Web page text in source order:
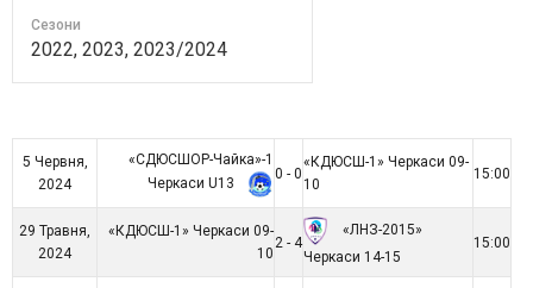
Сезони
2022, 2023, 2023/2024
5 Червня,
2024
«СДЮСШОР-Чайка»-1
Черкаси U13
0 - 0
«КДЮСШ-1» Черкаси 09-
10
15:00
29 Травня,
2024
«КДЮСШ-1» Черкаси 09-
10
2 - 4
«ЛНЗ-2015»
Черкаси 14-15
15:00